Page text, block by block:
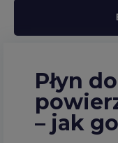
Płyn
– jak